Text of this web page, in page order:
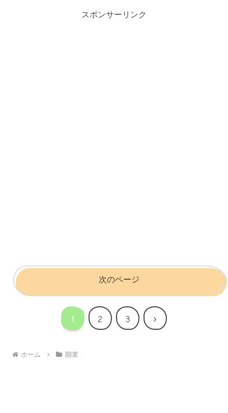
スポンサーリンク
次のページ
1 2 3
次
ホーム 開業